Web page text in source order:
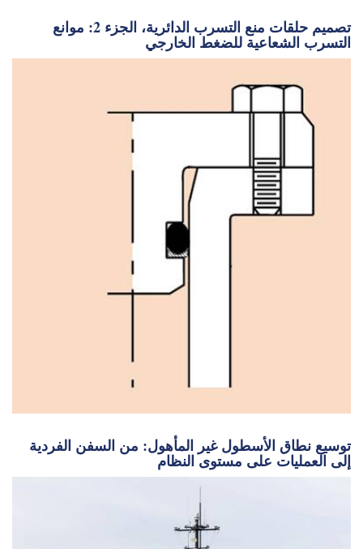
تصميم حلقات منع التسرب الدائرية، الجزء 2: موانع
التسرب الشعاعية للضغط الخارجي
توسيع نطاق الأسطول غير المأهول: من السفن الفردية
إلى العمليات على مستوى النظام